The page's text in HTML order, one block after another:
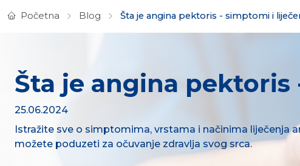
Početna Blog Šta je angina pektoris - simptomi i
Šta je angina
25.06.2024
Istražite sve o simptomima, vrstama i načinima liječenja
možete poduzeti za očuvanje zdravlja svog srca.